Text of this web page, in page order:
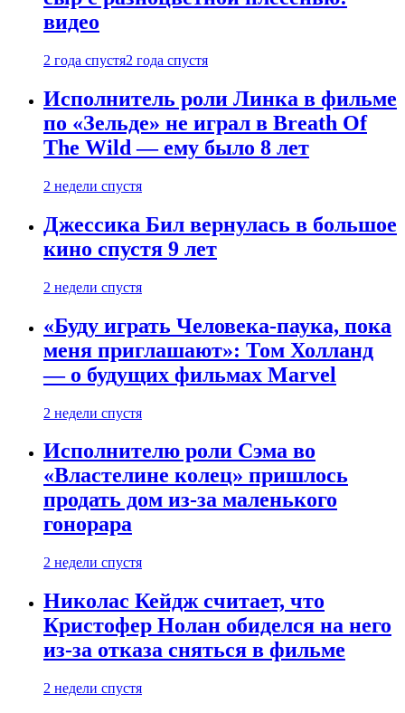
видео
2 года спустя2 года спустя
Исполнитель роли Линка в фильме
по «Зельде» не играл в Breath Of
The Wild — ему было 8 лет
2 недели спустя
Джессика Бил вернулась в большое
кино спустя 9 лет
2 недели спустя
«Буду играть Человека-паука, пока
меня приглашают»: Том Холланд
— о будущих фильмах Marvel
2 недели спустя
Исполнителю роли Сэма во
«Властелине колец» пришлось
продать дом из-за маленького
гонорара
2 недели спустя
Николас Кейдж считает, что
Кристофер Нолан обиделся на него
из-за отказа сняться в фильме
2 недели спустя